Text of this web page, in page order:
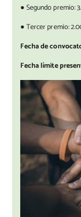
● Segundo premio:
● Tercer premio:
Fecha de
Fecha límite